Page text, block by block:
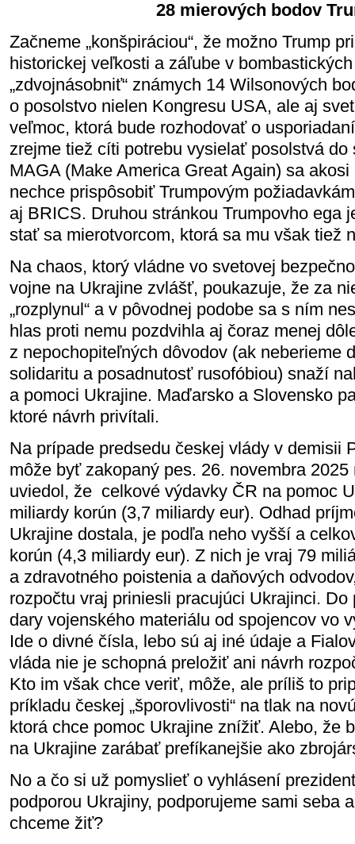
28 mierových bodov
Začneme „konšpiráciou“, že možno Trump
historickej veľkosti a záľube v
„zdvojnásobniť“ známych 14 Wilsonových
o posolstvo nielen Kongresu USA, ale aj
veľmoc, ktorá bude rozhodovať o
zrejme tiež cíti potrebu vysielať posolstvá do
MAGA (Make America Great Again) sa
nechce prispôsobiť Trumpovým
aj BRICS. Druhou stránkou Trumpovho ega
stať sa mierotvorcom, ktorá sa mu však tiež
Na chaos, ktorý vládne vo svetovej
vojne na Ukrajine zvlášť, poukazuje, že za
„rozplynul“ a v pôvodnej podobe sa s ním
hlas proti nemu pozdvihla aj čoraz menej
z nepochopiteľných dôvodov (ak neberieme
solidaritu a posadnutosť rusofóbiou) snaží
a pomoci Ukrajine. Maďarsko a Slovensko
ktoré návrh privítali.
Na prípade predsedu českej vlády v demisii
môže byť zakopaný pes. 26. novembra
uviedol, že celkové výdavky ČR na pomoc
miliardy korún (3,7 miliardy eur). Odhad
Ukrajine dostala, je podľa neho vyšší a
korún (4,3 miliardy eur). Z nich je vraj 79
a zdravotného poistenia a daňových
rozpočtu vraj priniesli pracujúci Ukrajinci.
dary vojenského materiálu od spojencov vo
Ide o divné čísla, lebo sú aj iné údaje a
vláda nie je schopná preložiť ani návrh
Kto im však chce veriť, môže, ale príliš to
príkladu českej „šporovlivosti“ na tlak na
ktorá chce pomoc Ukrajine znížiť. Alebo, že
na Ukrajine zarábať prefíkanejšie ako
No a čo si už pomyslieť o vyhlásení
podporou Ukrajiny, podporujeme sami seba
chceme žiť?